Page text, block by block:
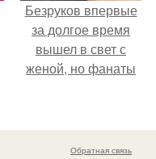
Безруков впервые
за долгое время
вышел в свет с
женой, но фанаты
Анны: "какая она
скучная.
Обратная связь